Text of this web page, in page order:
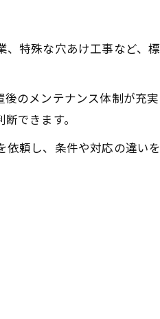
特殊な穴あけ工事など、標
のメンテナンス体制が充実
できます。
頼し、条件や対応の違いを